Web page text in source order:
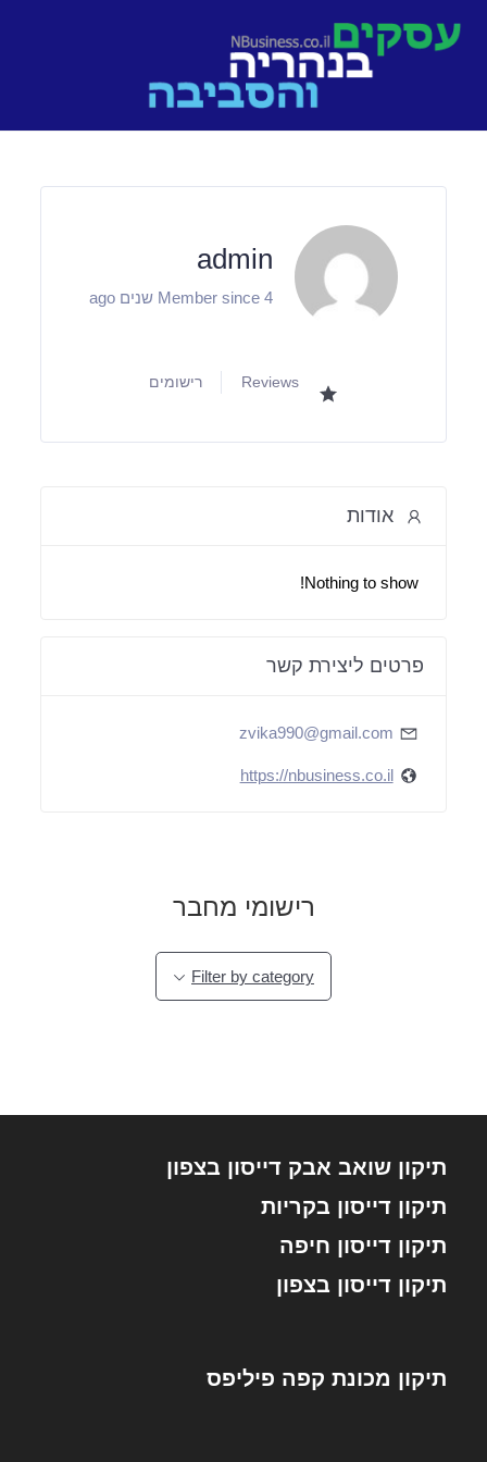
admin
Member since 4 שנים ago
Reviews רישומים
אודות
Nothing to show!
פרטים ליצירת קשר
zvika990@gmail.com
https://nbusiness.co.il
רישומי מחבר
Filter by category
תיקון שואב אבק דייסון בצפון
תיקון דייסון בקריות
תיקון דייסון חיפה
תיקון דייסון בצפון
תיקון מכונת קפה פיליפס